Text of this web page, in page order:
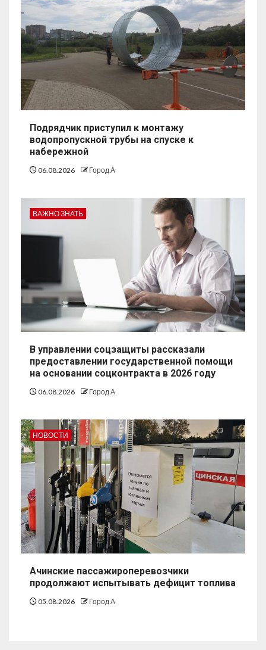
Подрядчик приступил к монтажу
водопропускной трубы на спуске к
набережной
06.08.2026 Город А
ВАЖНО ЗНАТЬ
В управлении соцзащиты рассказали
предоставлении государственной помощи
на основании соцконтракта в 2026 году
06.08.2026 Город А
НОВОСТИ
Ачинские пассажироперевозчики
продолжают испытывать дефицит топлива
05.08.2026 Город А